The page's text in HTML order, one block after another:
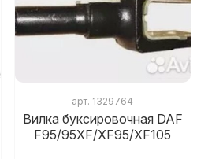
арт. 1329764
Вилка буксировочная DAF
F95/95XF/XF95/XF105